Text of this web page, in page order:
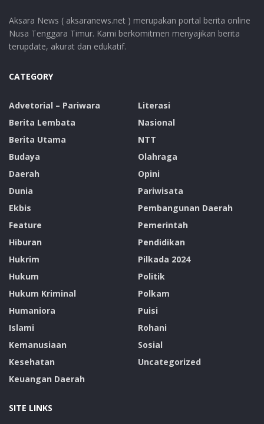
Aksara News ( aksaranews.net ) merupakan portal berita online
Nusa Tenggara Timur. Kami berkomitmen menyajikan berita
terupdate, akurat dan edukatif.
CATEGORY
Advetorial – Pariwara
Berita Lembata
Berita Utama
Budaya
Daerah
Dunia
Ekbis
Feature
Hiburan
Hukrim
Hukum
Hukum Kriminal
Humaniora
Islami
Kemanusiaan
Kesehatan
Keuangan Daerah
Literasi
Nasional
NTT
Olahraga
Opini
Pariwisata
Pembangunan Daerah
Pemerintah
Pendidikan
Pilkada 2024
Politik
Polkam
Puisi
Rohani
Sosial
Uncategorized
SITE LINKS